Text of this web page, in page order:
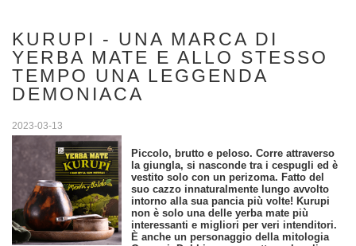
KURUPI - UNA MARCA DI
YERBA MATE E ALLO STESSO
TEMPO UNA LEGGENDA
DEMONIACA
2023-03-13
Piccolo, brutto e peloso. Corre attraverso
la giungla, si nasconde tra i cespugli ed è
vestito solo con un perizoma. Fatto del
suo cazzo innaturalmente lungo avvolto
intorno alla sua pancia più volte! Kurupi
non è solo una delle yerba mate più
interessanti e migliori per veri intenditori.
È anche un personaggio della mitologia